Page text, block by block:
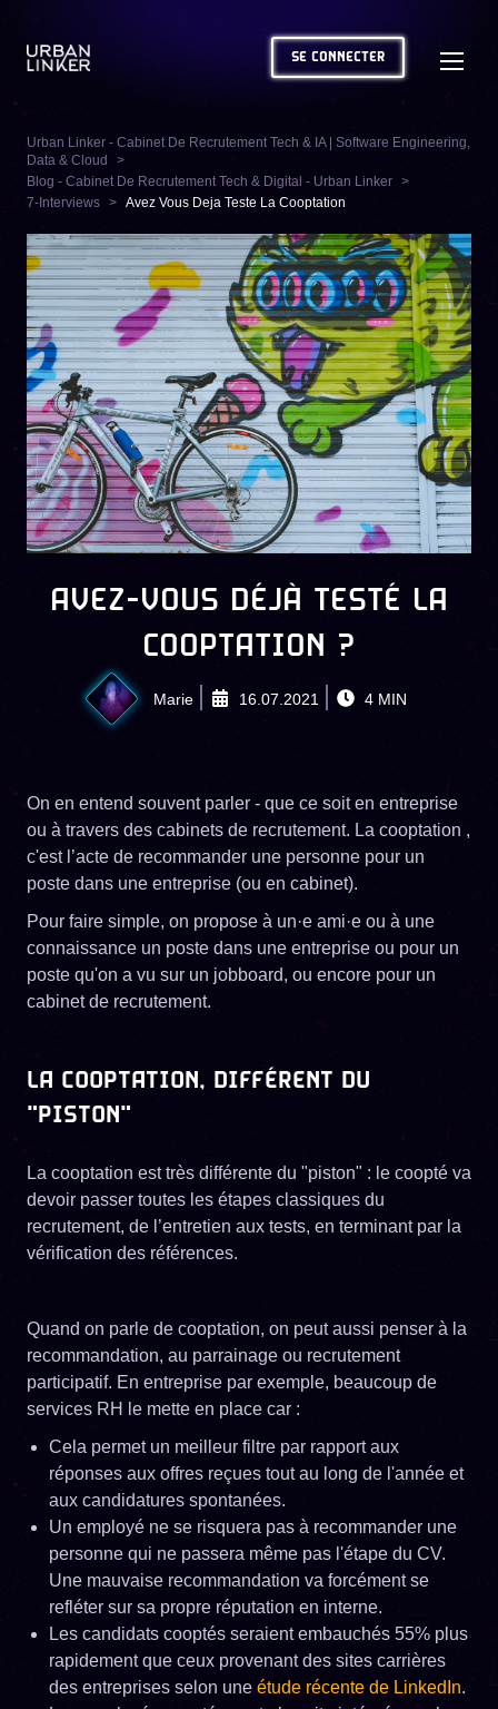
SE CONNECTER
Urban Linker - Cabinet De Recrutement Tech & IA | Software Engineering,
Data & Cloud
Blog - Cabinet De Recrutement Tech & Digital - Urban Linker
7-Interviews
Avez Vous Deja Teste La Cooptation
AVEZ-VOUS DÉJÀ TESTÉ LA
COOPTATION ?
Marie 16.07.2021 4MIN
On en entend souvent parler - que ce soit en entreprise
ou à travers des cabinets de recrutement. La cooptation ,
c'est l’acte de recommander une personne pour un
poste dans une entreprise (ou en cabinet).
Pour faire simple, on propose à un·e ami·e ou à une
connaissance un poste dans une entreprise ou pour un
poste qu'on a vu sur un jobboard, ou encore pour un
cabinet de recrutement.
LA COOPTATION, DIFFÉRENT DU
"PISTON"
La cooptation est très différente du "piston" : le coopté va
devoir passer toutes les étapes classiques du
recrutement, de l’entretien aux tests, en terminant par la
vérification des références.
Quand on parle de cooptation, on peut aussi penser à la
recommandation, au parrainage ou recrutement
participatif. En entreprise par exemple, beaucoup de
services RH le mette en place car :
Cela permet un meilleur filtre par rapport aux
réponses aux offres reçues tout au long de l'année et
aux candidatures spontanées.
Un employé ne se risquera pas à recommander une
personne qui ne passera même pas l'étape du CV.
Une mauvaise recommandation va forcément se
refléter sur sa propre réputation en interne.
Les candidats cooptés seraient embauchés 55% plus
rapidement que ceux provenant des sites carrières
des entreprises selon une étude récente de LinkedIn.